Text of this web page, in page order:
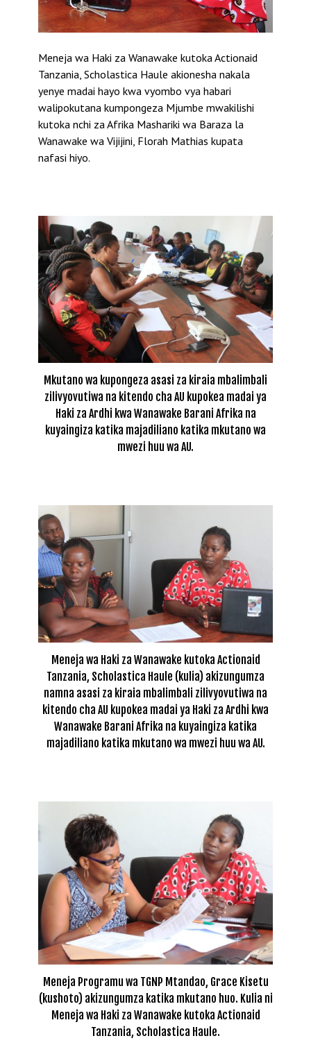
Meneja wa Haki za Wanawake kutoka Actionaid
Tanzania, Scholastica Haule akionesha nakala
yenye madai hayo kwa vyombo vya habari
walipokutana kumpongeza Mjumbe mwakilishi
kutoka nchi za Afrika Mashariki wa Baraza la
Wanawake wa Vijijini, Florah Mathias kupata
nafasi hiyo.
Mkutano wa kupongeza asasi za kiraia mbalimbali
zilivyovutiwa na kitendo cha AU kupokea madai ya
Haki za Ardhi kwa Wanawake Barani Afrika na
kuyaingiza katika majadiliano katika mkutano wa
mwezi huu wa AU.
Meneja wa Haki za Wanawake kutoka Actionaid
Tanzania, Scholastica Haule (kulia) akizungumza
namna asasi za kiraia mbalimbali zilivyovutiwa na
kitendo cha AU kupokea madai ya Haki za Ardhi kwa
Wanawake Barani Afrika na kuyaingiza katika
majadiliano katika mkutano wa mwezi huu wa AU.
Meneja Programu wa TGNP Mtandao, Grace Kisetu
(kushoto) akizungumza katika mkutano huo. Kulia ni
Meneja wa Haki za Wanawake kutoka Actionaid
Tanzania, Scholastica Haule.